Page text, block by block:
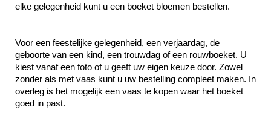
elke gelegenheid kunt u een boeket bloemen bestellen.
Voor een feestelijke gelegenheid, een verjaardag, de
geboorte van een kind, een trouwdag of een rouwboeket. U
kiest vanaf een foto of u geeft uw eigen keuze door. Zowel
zonder als met vaas kunt u uw bestelling compleet maken. In
overleg is het mogelijk een vaas te kopen waar het boeket
goed in past.